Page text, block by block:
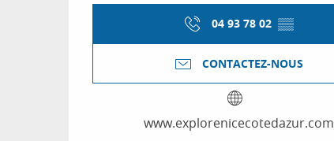
04 93 78 02 ▒▒
CONTACTEZ-NOUS
www.explorenicecotedazur.com